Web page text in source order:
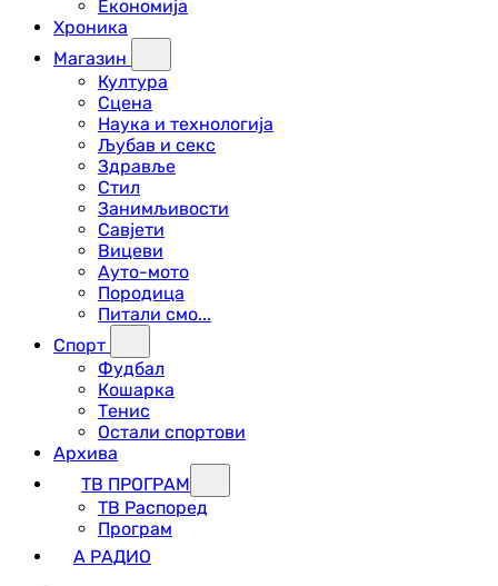
Економија
Хроника
Магазин
Култура
Сцена
Наука и технологија
Љубав и секс
Здравље
Стил
Занимљивости
Савјети
Вицеви
Ауто-мото
Породица
Питали смо...
Спорт
Фудбал
Кошарка
Тенис
Остали спортови
Архива
ТВ ПРОГРАМ
ТВ Распоред
Програм
А РАДИО